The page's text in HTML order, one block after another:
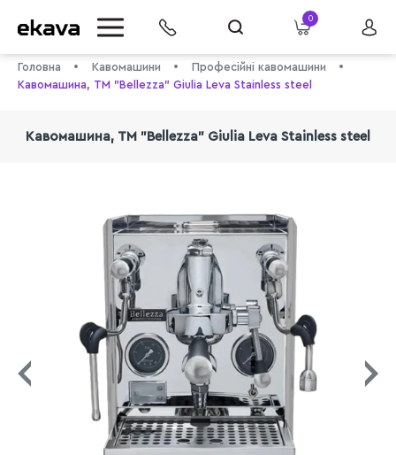
info@ekava.com.ua
0
Головна Кавомашини
Професійні кавомашини
Кавомашина, ТМ "Bellezza" Giulia Leva Stainless steel
Кавомашина, ТМ "Bellezza" Giulia Leva Stainless steel